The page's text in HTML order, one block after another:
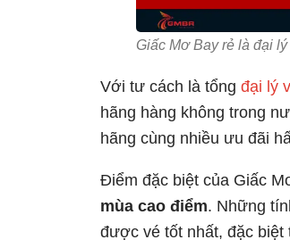
Giấc Mơ Bay rẻ là đại
Với tư cách là tổng đại lý
hãng hàng không trong
hãng cùng nhiều ưu đãi
Điểm đặc biệt của Giấc
mùa cao điểm. Những
được vé tốt nhất, đặc biệt